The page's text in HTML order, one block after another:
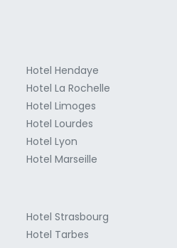
Hotel Hendaye
Hotel La Rochelle
Hotel Limoges
Hotel Lourdes
Hotel Lyon
Hotel Marseille
Hotel Strasbourg
Hotel Tarbes